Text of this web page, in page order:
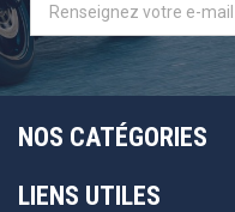
NOS CATÉGORIES
LIENS UTILES